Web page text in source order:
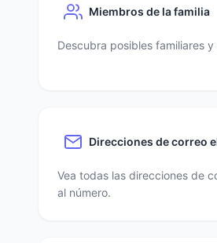
Miembros de la familia
Descubra posibles familiares
Direcciones de correo
Vea todas las direcciones de
al número.